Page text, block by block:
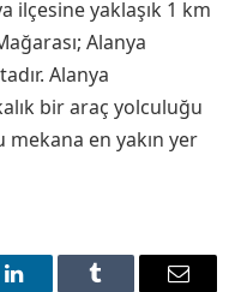
ilçesine yaklaşık 1 km
Alanya
Alanya
bir araç yolculuğu
mekana en yakın yer